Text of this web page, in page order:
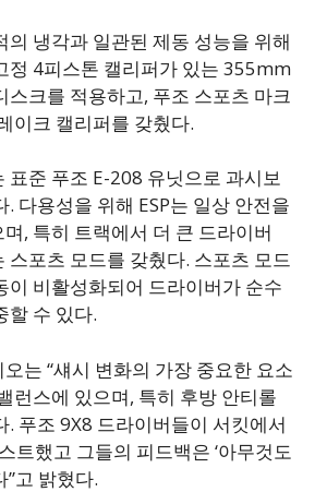
의 냉각과 일관된 제동 성능을 위해
정 4피스톤 캘리퍼가 있는 355mm
스크를 적용하고, 푸조 스포츠 마크
이크 캘리퍼를 갖췄다.
표준 푸조 E-208 유닛으로 과시보
. 다용성을 위해 ESP는 일상 안전을
, 특히 트랙에서 더 큰 드라이버
스포츠 모드를 갖췄다. 스포츠 모드
이 비활성화되어 드라이버가 순수
할 수 있다.
는 “섀시 변화의 가장 중요한 요소
런스에 있으며, 특히 후방 안티롤
. 푸조 9X8 드라이버들이 서킷에서
트했고 그들의 피드백은 ‘아무것도
”고 밝혔다.